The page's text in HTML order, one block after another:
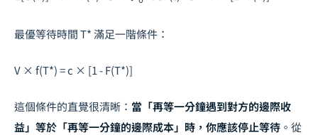
最優等待時間T*滿足一階條件：
V × f(T*) = c × [1 - F(T*)]
這個條件的直覺很清晰： 當「再等一分鐘遇到對方的邊際收
益」等於「再等一分鐘的邊際成本」時，你應該停止等待 。從